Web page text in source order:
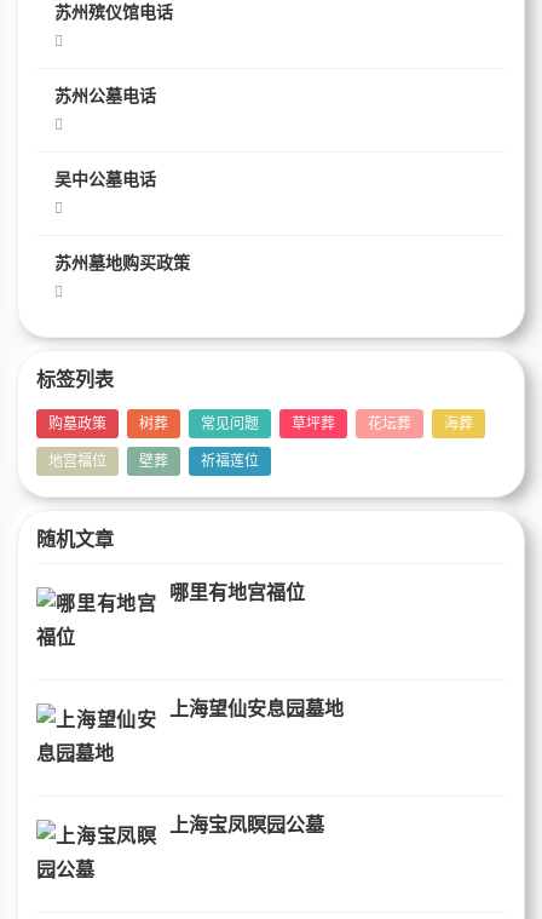
苏州殡仪馆电话
苏州公墓电话
吴中公墓电话
苏州墓地购买政策
标签列表
购墓政策 树葬 常见问题 草坪葬 花坛葬 海葬
地宫福位 壁葬 祈福莲位
随机文章
哪里有地宫福位
上海望仙安息园墓地
上海宝凤瞑园公墓